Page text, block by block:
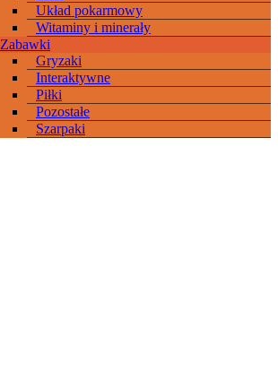
Układ pokarmowy
Witaminy i minerały
Zabawki
Gryzaki
Interaktywne
Piłki
Pozostałe
Szarpaki